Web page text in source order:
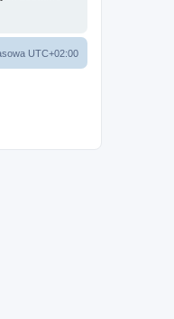
UTC+02:00